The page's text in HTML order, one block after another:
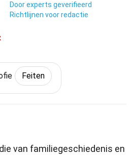
Door experts geverifieerd
Richtlijnen voor redactie
Feiten
van familiegeschiedenis en